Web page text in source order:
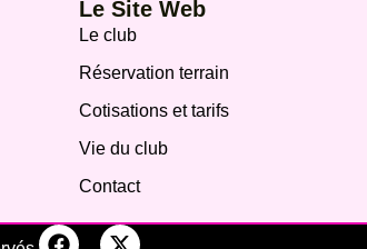
Le Site Web
Le club
Réservation terrain
Cotisations et tarifs
Vie du club
Contact